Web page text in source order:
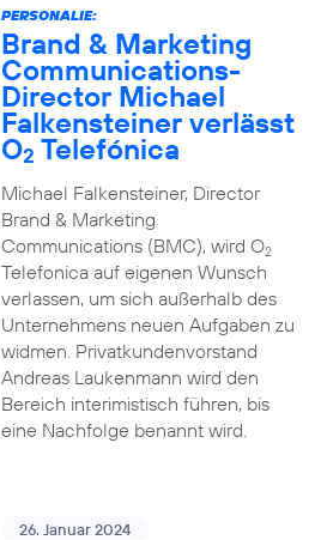
PERSONALIE:
Brand & Marketing
Communications-
Director Michael
Falkensteiner verlässt
O2 Telefónica
Michael Falkensteiner, Director
Brand & Marketing
Communications (BMC), wird O2
Telefonica auf eigenen Wunsch
verlassen, um sich außerhalb des
Unternehmens neuen Aufgaben zu
widmen. Privatkundenvorstand
Andreas Laukenmann wird den
Bereich interimistisch führen, bis
eine Nachfolge benannt wird.
26. Januar 2024